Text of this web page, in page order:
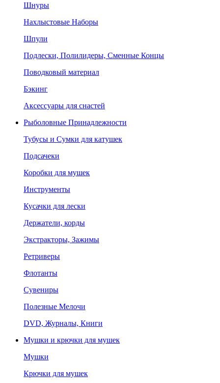
Шнуры
Нахлыстовые Наборы
Шпули
Подлески, Полилидеры, Сменные Концы
Поводковый материал
Бэкинг
Аксессуары для снастей
Рыболовные Принадлежности
Тубусы и Сумки для катушек
Подсачеки
Коробки для мушек
Инструменты
Кусачки для лески
Держатели, корды
Экстракторы, Зажимы
Ретриверы
Флотанты
Сувениры
Полезные Мелочи
DVD, Журналы, Книги
Мушки и крючки для мушек
Мушки
Крючки для мушек